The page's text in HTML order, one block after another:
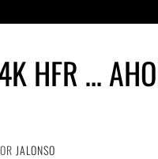
HFR …
JALONSO